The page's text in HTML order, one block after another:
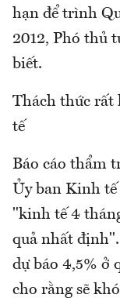
hạn để trình
2012, Phó thủ
biết.
Thách thức rất
tế
Báo cáo thẩm
Ủy ban Kinh
"kinh tế 4
quả nhất
dự báo 4,5% ở
cho rằng sẽ